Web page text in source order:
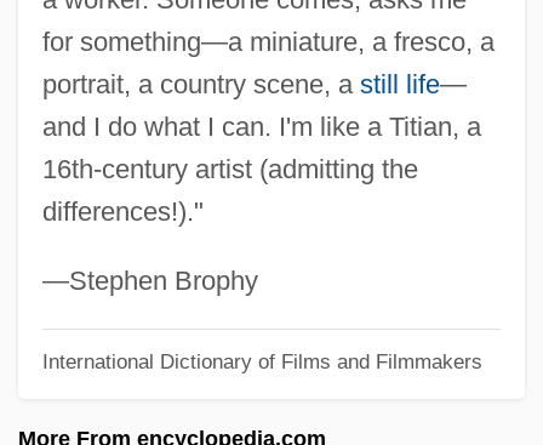
for something—a miniature, a fresco, a
portrait, a country scene, a still life—
and I do what I can. I'm like a Titian, a
16th-century artist (admitting the
differences!)."
—Stephen Brophy
International Dictionary of Films and Filmmakers
More From encyclopedia.com
Amictic
Amico, Tom 1960(?)-
Amico, Leah (1974–)
Amico, Francesco
Amico Fritz, L
Amick, Steve 1964–
Amicie De Courtenay (d. 1275)